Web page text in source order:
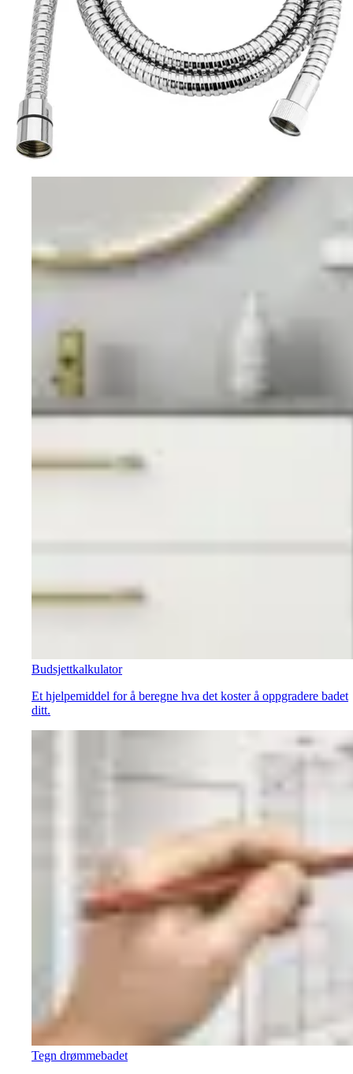
Budsjettkalkulator
Et hjelpemiddel for å beregne hva det koster å oppgradere badet
ditt.
Tegn drømmebadet